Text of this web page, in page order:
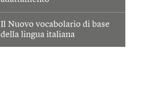
Il Nuovo vocabolario di base
della lingua italiana